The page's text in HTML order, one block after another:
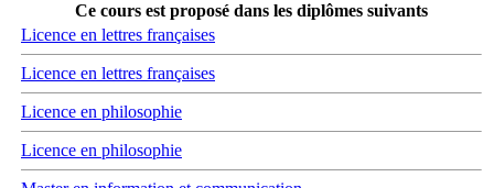
Ce cours est proposé dans les diplômes suivants
Licence en lettres françaises
Licence en lettres françaises
Licence en philosophie
Licence en philosophie